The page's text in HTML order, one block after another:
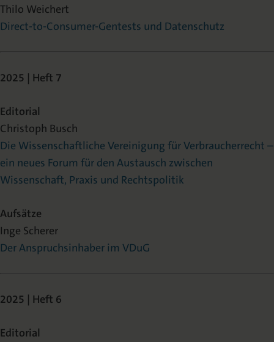
Thilo Weichert
Direct-to-Consumer-Gentests und Datenschutz
2025 | Heft 7
Editorial
Christoph Busch
Die Wissenschaftliche Vereinigung für Verbraucherrecht –
ein neues Forum für den Austausch zwischen
Wissenschaft, Praxis und Rechtspolitik
Aufsätze
Inge Scherer
Der Anspruchsinhaber im VDuG
2025 | Heft 6
Editorial